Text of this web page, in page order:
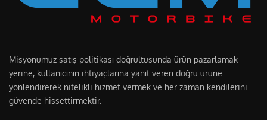
Misyonumuz satış politikası doğrultusunda ürün pazarlamak
yerine, kullanıcının ihtiyaçlarına yanıt veren doğru ürüne
yönlendirerek nitelikli hizmet vermek ve her zaman kendilerini
güvende hissettirmektir.